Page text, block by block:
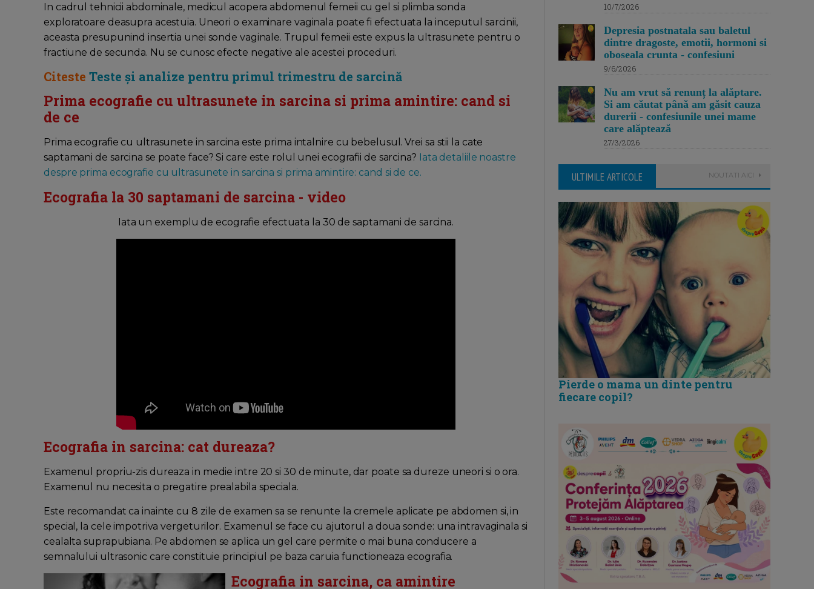
In cadrul tehnicii abdominale, medicul acopera abdomenul femeii cu gel si plimba sonda
exploratoare deasupra acestuia. Uneori o examinare vaginala poate fi efectuata la inceputul sarcinii,
aceasta presupunind insertia unei sonde vaginale. Trupul femeii este expus la ultrasunete pentru o
fractiune de secunda. Nu se cunosc efecte negative ale acestei proceduri.
Citeste Teste și analize pentru primul trimestru de sarcină
Prima ecografie cu ultrasunete in sarcina si prima amintire: cand si
de ce
Prima ecografie cu ultrasunete in sarcina este prima intalnire cu bebelusul. Vrei sa stii la cate
saptamani de sarcina se poate face? Si care este rolul unei ecografii de sarcina? Iata detaliile noastre
despre prima ecografie cu ultrasunete in sarcina si prima amintire: cand si de ce.
Ecografia la 30 saptamani de sarcina - video
Iata un exemplu de ecografie efectuata la 30 de saptamani de sarcina.
Ecografia in sarcina: cat dureaza?
Examenul propriu-zis dureaza in medie intre 20 si 30 de minute, dar poate sa dureze uneori si o ora.
Examenul nu necesita o pregatire prealabila speciala.
Este recomandat ca inainte cu 8 zile de examen sa se renunte la cremele aplicate pe abdomen si, in
special, la cele impotriva vergeturilor. Examenul se face cu ajutorul a doua sonde: una intravaginala si
cealalta suprapubiana. Pe abdomen se aplica un gel care permite o mai buna conducere a
semnalului ultrasonic care constituie principiul pe baza caruia functioneaza ecografia.
Ecografia in sarcina, ca amintire
10/7/2026
Depresia postnatala sau baletul
dintre dragoste, emotii, hormoni si
oboseala crunta - confesiuni
9/6/2026
Nu am vrut să renunț la alăptare.
Si am căutat până am găsit cauza
durerii - confesiunile unei mame
care alăptează
27/3/2026
ULTIMILE ARTICOLE NOUTATI AICI
Pierde o mama un dinte pentru
fiecare copil?